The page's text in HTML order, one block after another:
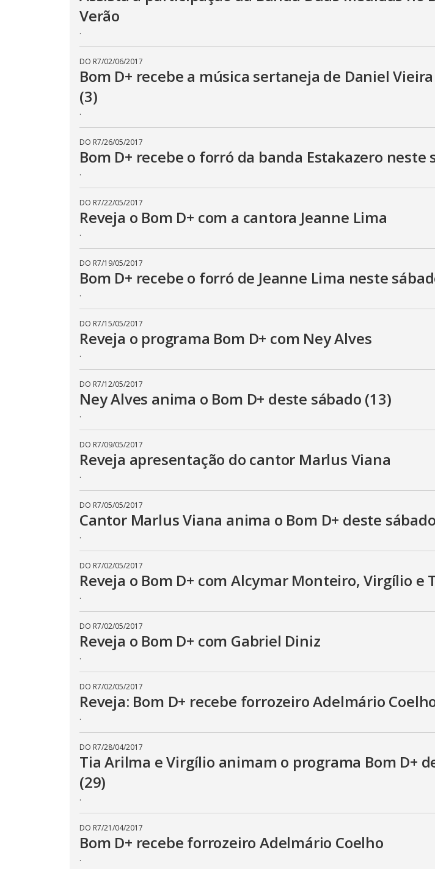
i
d
e
o
Verão
.
DO R7/02/06/2017
Bom D+ recebe a música sertaneja de Daniel
(3)
.
DO R7/26/05/2017
Bom D+ recebe o forró da banda Estakazero neste
.
DO R7/22/05/2017
Reveja o Bom D+ com a cantora Jeanne Lima
.
DO R7/19/05/2017
Bom D+ recebe o forró de Jeanne Lima neste
.
DO R7/15/05/2017
Reveja o programa Bom D+ com Ney Alves
.
DO R7/12/05/2017
Ney Alves anima o Bom D+ deste sábado (13)
.
DO R7/09/05/2017
Reveja apresentação do cantor Marlus Viana
.
DO R7/05/05/2017
Cantor Marlus Viana anima o Bom D+ deste
.
DO R7/02/05/2017
Reveja o Bom D+ com Alcymar Monteiro, Virgílio e
.
DO R7/02/05/2017
Reveja o Bom D+ com Gabriel Diniz
.
DO R7/02/05/2017
Reveja: Bom D+ recebe forrozeiro Adelmário
.
DO R7/28/04/2017
Tia Arilma e Virgílio animam o programa Bom D+
(29)
.
DO R7/21/04/2017
Bom D+ recebe forrozeiro Adelmário Coelho
.